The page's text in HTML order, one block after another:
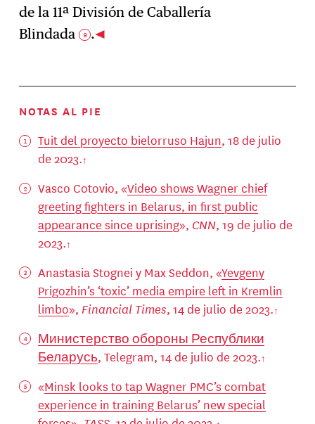
de la 11ª División de Caballería
Blindada 9 .
NOTAS AL PIE
Tuit del proyecto bielorruso Hajun, 18 de julio
de 2023.
Vasco Cotovio, «Video shows Wagner chief
greeting fighters in Belarus, in first public
appearance since uprising», CNN, 19 de julio de
2023.
Anastasia Stognei y Max Seddon, «Yevgeny
Prigozhin’s ‘toxic’ media empire left in Kremlin
limbo», Financial Times, 14 de julio de 2023.
Министерство обороны Республики
Беларусь, Telegram, 14 de julio de 2023.
«Minsk looks to tap Wagner PMC’s combat
experience in training Belarus’ new special